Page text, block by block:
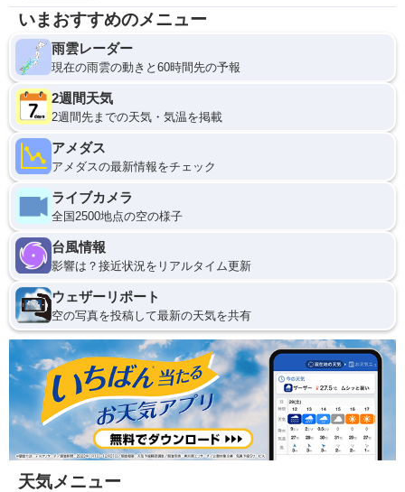
いまおすすめのメニュー
雨雲レーダー
現在の雨雲の動きと60時間先の予報
2週間天気
2週間先までの天気・気温を掲載
アメダス
アメダスの最新情報をチェック
ライブカメラ
全国2500地点の空の様子
台風情報
影響は？接近状況をリアルタイム更新
ウェザーリポート
空の写真を投稿して最新の天気を共有
天気メニュー